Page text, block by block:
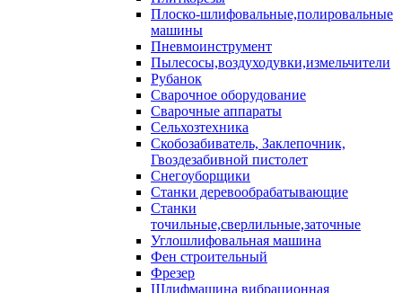
Плоско-шлифовальные,полировальные
машины
Пневмоинструмент
Пылесосы,воздуходувки,измельчители
Рубанок
Сварочное оборудование
Сварочные аппараты
Сельхозтехника
Скобозабиватель, Заклепочник,
Гвоздезабивной пистолет
Снегоуборщики
Станки деревообрабатывающие
Станки
точильные,сверлильные,заточные
Углошлифовальная машина
Фен строительный
Фрезер
Шлифмашина вибрационная